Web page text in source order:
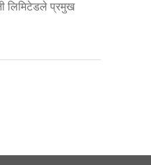
लिमिटेडले प्रमुख